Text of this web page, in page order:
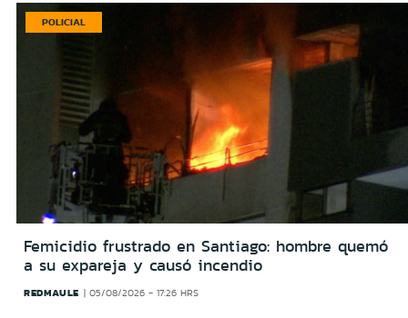
POLICIAL
Femicidio frustrado en Santiago: hombre quemó
a su expareja y causó incendio
REDMAULE 05/08/2026 - 17:26 HRS